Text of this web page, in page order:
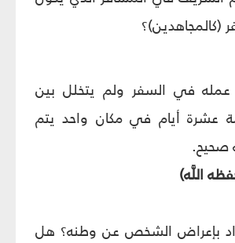
(كالمجاهدين)؟
في السفر ولم يتخلل بين
عشرة أيام في مكان واحد يتم
صحيح.
اللَّه)
بإعراض الشخص عن وطنه؟ هل